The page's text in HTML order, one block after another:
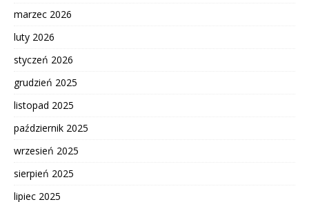
marzec 2026
luty 2026
styczeń 2026
grudzień 2025
listopad 2025
październik 2025
wrzesień 2025
sierpień 2025
lipiec 2025